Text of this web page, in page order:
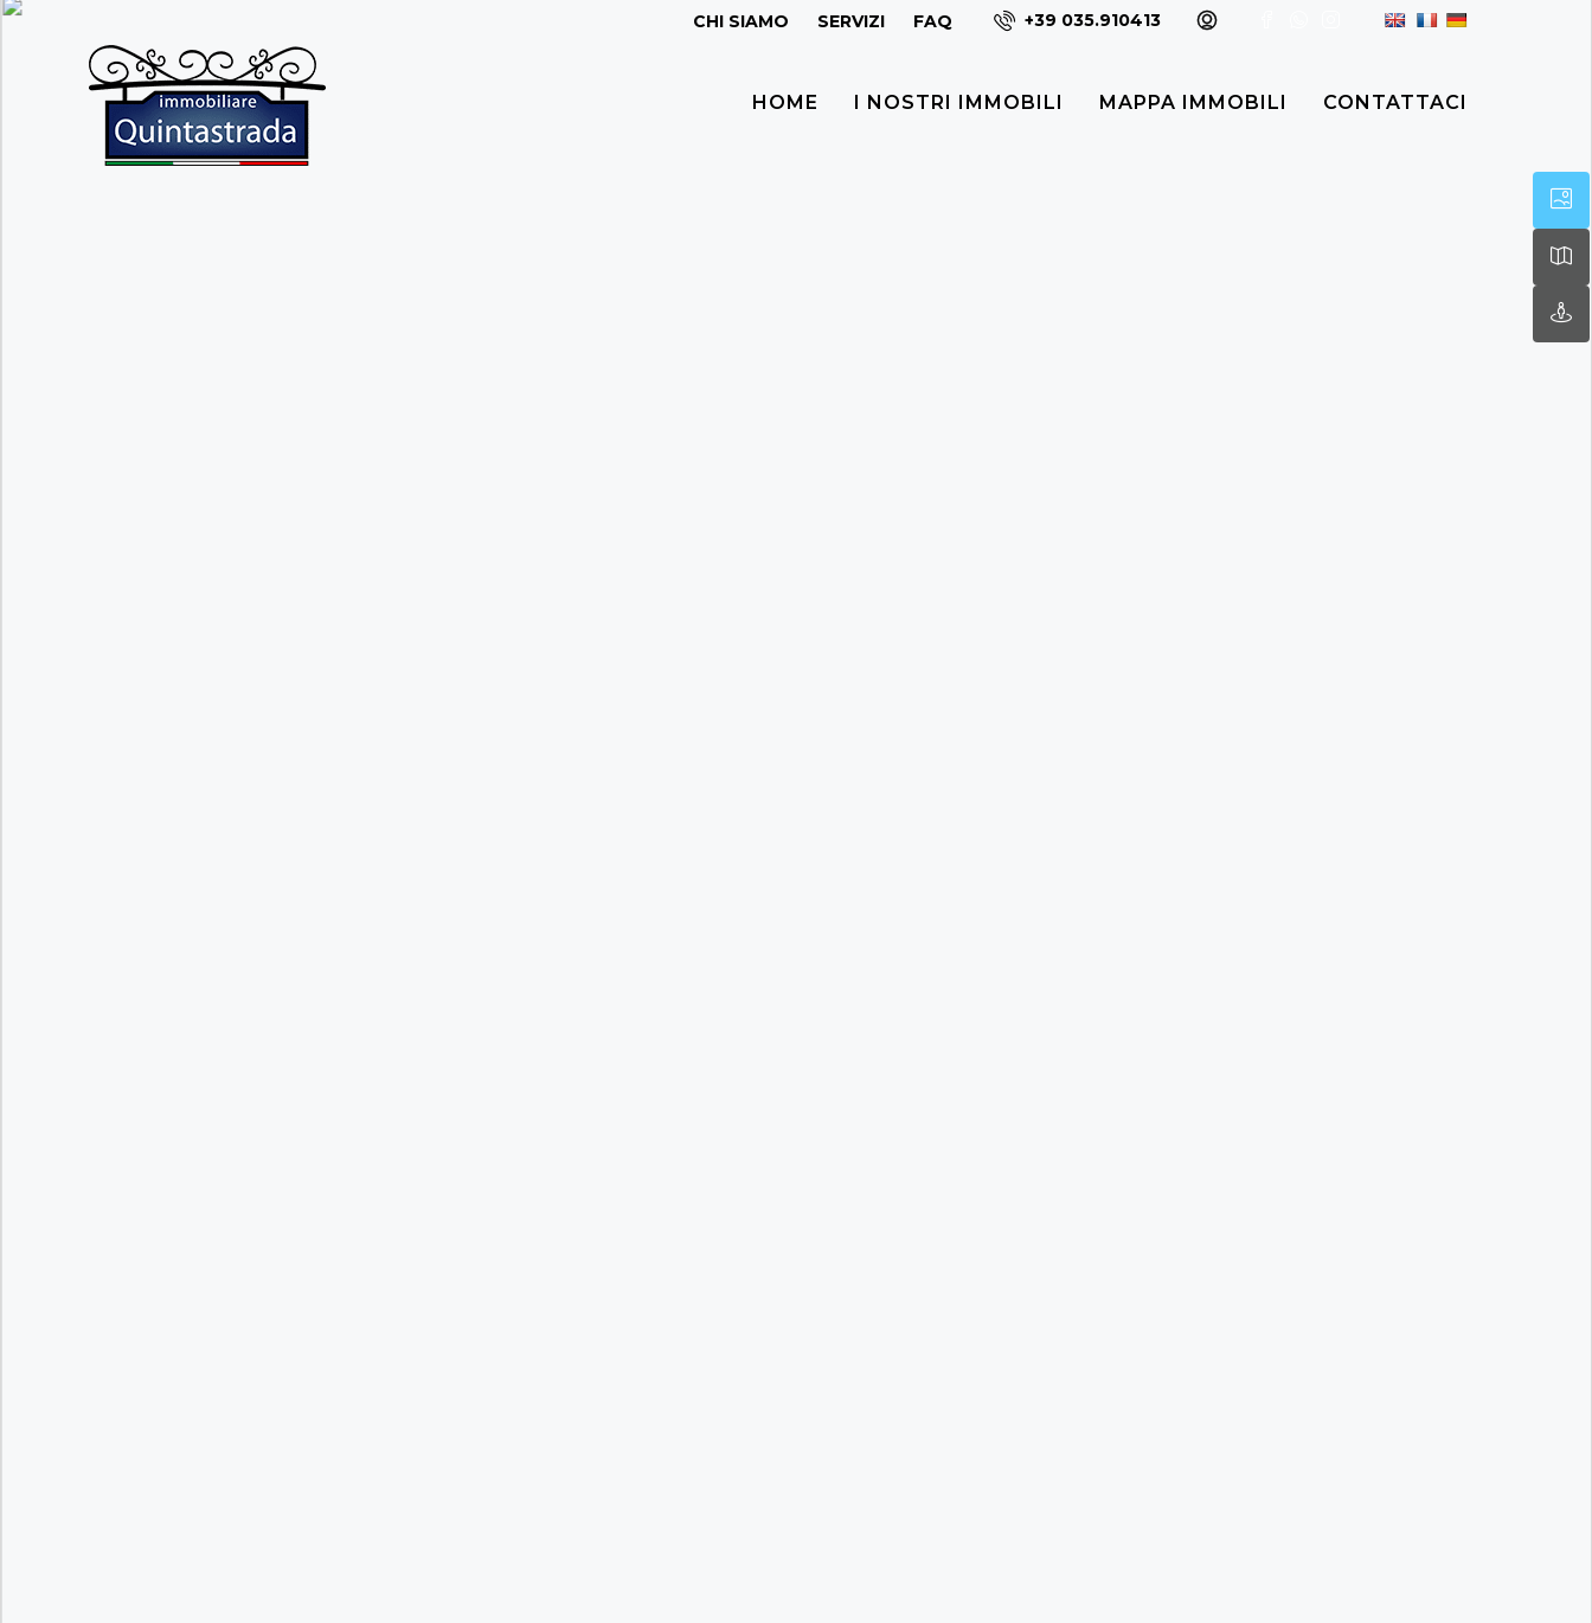
+39 035.910413
CHI SIAMO SERVIZI FAQ
HOME I NOSTRI IMMOBILI MAPPA IMMOBILI CONTATTACI